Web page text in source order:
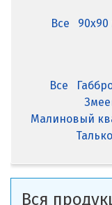
Все
Все
Малиновый
Вся